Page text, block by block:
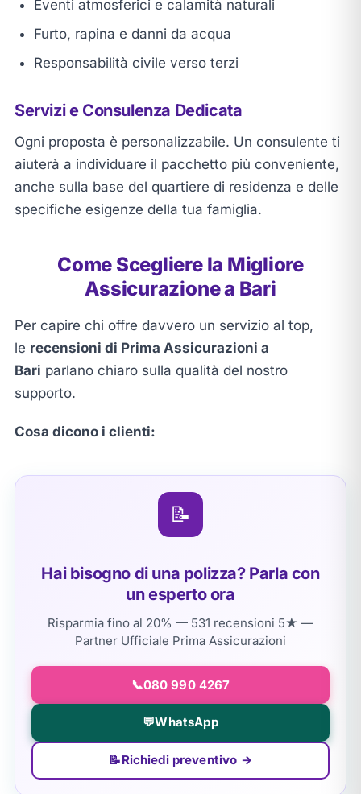
Eventi atmosferici e calamità naturali
Furto, rapina e danni da acqua
Responsabilità civile verso terzi
Servizi e Consulenza Dedicata
Ogni proposta è personalizzabile. Un consulente ti
aiuterà a individuare il pacchetto più conveniente,
anche sulla base del quartiere di residenza e delle
specifiche esigenze della tua famiglia.
Come Scegliere la Migliore
Assicurazione a Bari
Per capire chi offre davvero un servizio al top,
le recensioni di Prima Assicurazioni a
Bari parlano chiaro sulla qualità del nostro
supporto.
Cosa dicono i clienti:
📝
Hai bisogno di una polizza? Parla con
un esperto ora
Risparmia fino al 20% — 531 recensioni 5★ —
Partner Ufficiale Prima Assicurazioni
📞080 990 4267
💬WhatsApp
📝Richiedi preventivo →